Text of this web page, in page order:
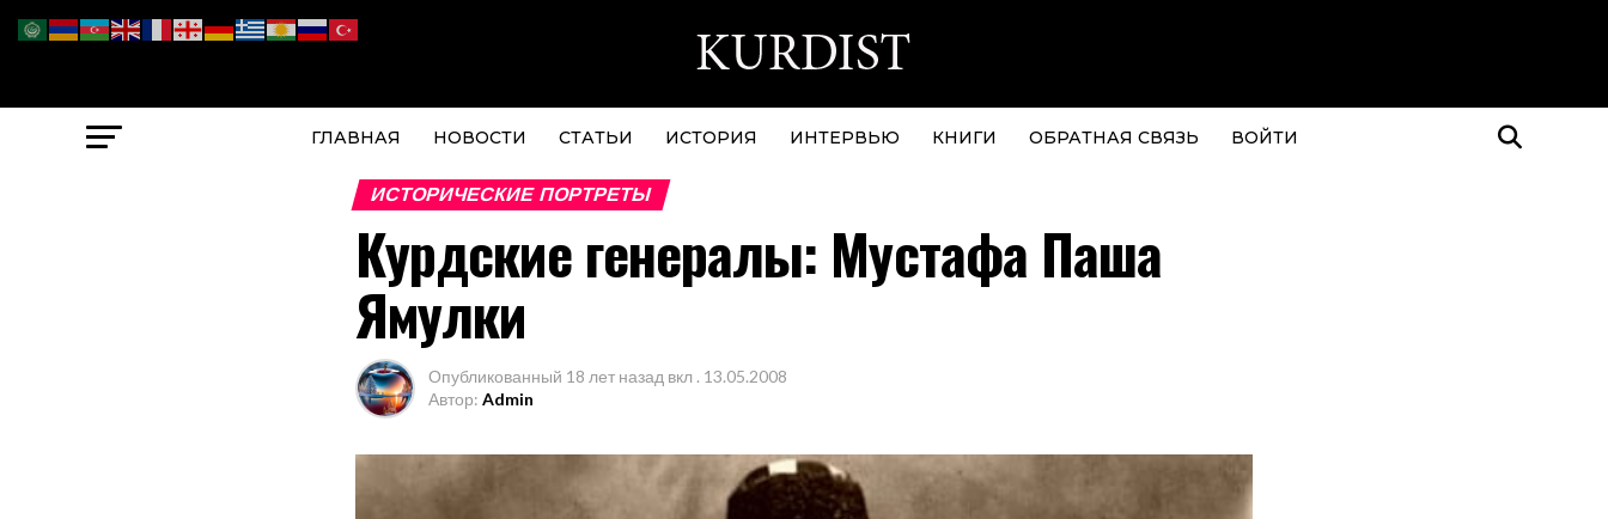
ГЛАВНАЯ НОВОСТИ СТАТЬИ ИСТОРИЯ ИНТЕРВЬЮ КНИГИ ОБРАТНАЯ СВЯЗЬ ВОЙТИ
ИСТОРИЧЕСКИЕ ПОРТРЕТЫ
Курдские генералы: Мустафа Паша
Ямулки
Опубликованный 18 лет назад вкл . 13.05.2008
Автор: Admin